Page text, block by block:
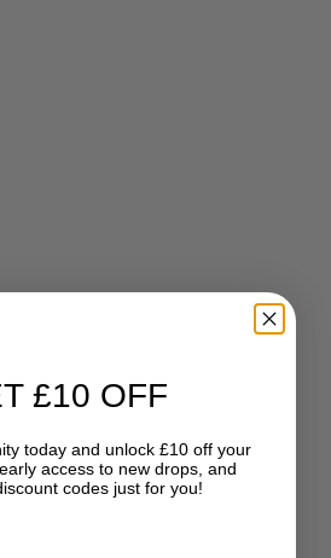
£10 OFF
today and unlock £10 off your
access to new drops, and
codes just for you!